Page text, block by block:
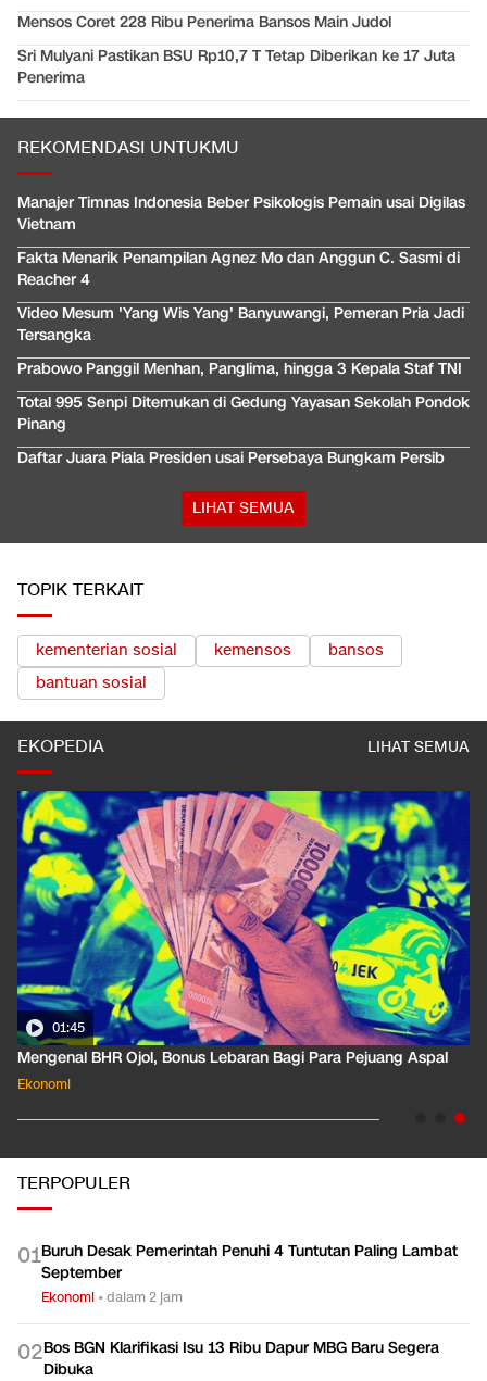
Mensos Coret 228 Ribu Penerima Bansos Main Judol
Sri Mulyani Pastikan BSU Rp10,7 T Tetap Diberikan ke 17 Juta
Penerima
REKOMENDASI UNTUKMU
Manajer Timnas Indonesia Beber Psikologis Pemain usai Digilas
Vietnam
Fakta Menarik Penampilan Agnez Mo dan Anggun C. Sasmi di
Reacher 4
Video Mesum 'Yang Wis Yang' Banyuwangi, Pemeran Pria Jadi
Tersangka
Prabowo Panggil Menhan, Panglima, hingga 3 Kepala Staf TNI
Total 995 Senpi Ditemukan di Gedung Yayasan Sekolah Pondok
Pinang
Daftar Juara Piala Presiden usai Persebaya Bungkam Persib
LIHAT SEMUA
TOPIK TERKAIT
kementerian sosial kemensos
bansos
bantuan sosial
EKOPEDIA LIHAT SEMUA
01:35
Pahami Dampak Kenaikan Suku Bunga Acuan ke Cicilan KPR
Ekonomi
TERPOPULER
01Buruh Desak Pemerintah Penuhi 4 Tuntutan Paling Lambat
September
Ekonomi •dalam 2 jam
02Bos BGN Klarifikasi Isu 13 Ribu Dapur MBG Baru Segera
Dibuka